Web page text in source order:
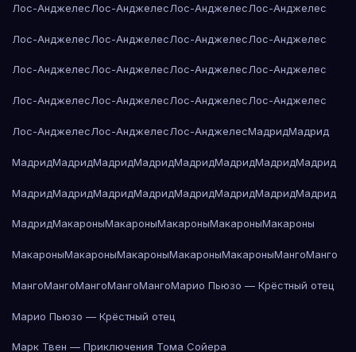
Лос-АнджелесЛос-АнджелесЛос-АнджелесЛос-Анджелес
Лос-АнджелесЛос-АнджелесЛос-АнджелесЛос-Анджелес
Лос-АнджелесЛос-АнджелесЛос-АнджелесЛос-Анджелес
Лос-АнджелесЛос-АнджелесЛос-АнджелесЛос-Анджелес
Лос-АнджелесЛос-АнджелесЛос-АнджелесМадридМадрид
МадридМадридМадридМадридМадридМадридМадридМадрид
МадридМадридМадридМадридМадридМадридМадридМадрид
МадридМакароныМакароныМакароныМакароныМакароны
МакароныМакароныМакароныМакароныМакароныМангоМанго
МангоМангоМангоМангоМангоМарио Пьюзо — Крёстный отец
Марио Пьюзо — Крёстный отец
Марк Твен — Приключения Тома Сойера